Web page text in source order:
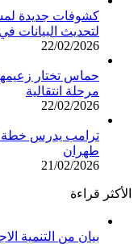
كشوفات جديدة
لتحديث البيانات
22/02/2026
حماس تختار
مرحلة انتقالية
22/02/2026
ترامب يدرس خطة
طهران
21/02/2026
الأكثر قراءة